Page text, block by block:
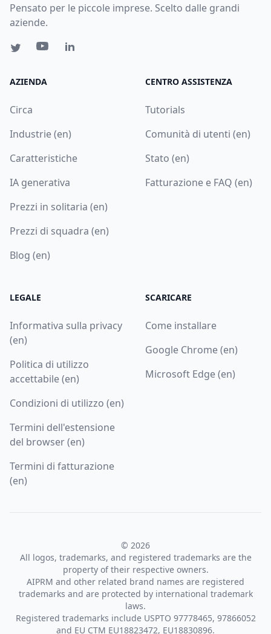
Pensato per le piccole imprese. Scelto dalle grandi
aziende.
AZIENDA
Circa
Industrie (en)
Caratteristiche
IA generativa
Prezzi in solitaria (en)
Prezzi di squadra (en)
Blog (en)
CENTRO ASSISTENZA
Tutorials
Comunità di utenti (en)
Stato (en)
Fatturazione e FAQ (en)
LEGALE
Informativa sulla privacy
(en)
Politica di utilizzo
accettabile (en)
Condizioni di utilizzo (en)
Termini dell'estensione
del browser (en)
Termini di fatturazione
(en)
SCARICARE
Come installare
Google Chrome (en)
Microsoft Edge (en)
© 2026
All logos, trademarks, and registered trademarks are the
property of their respective owners.
AIPRM and other related brand names are registered
trademarks and are protected by international trademark
laws.
Registered trademarks include USPTO 97778465, 97866052
and EU CTM EU18823472, EU18830896.